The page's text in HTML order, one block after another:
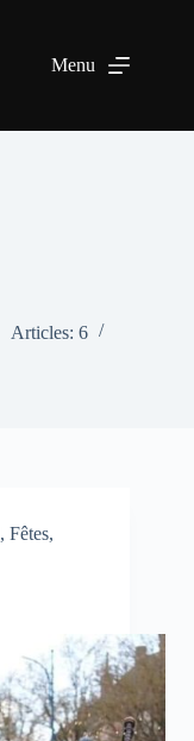
Menu
Articles: 6
, Fêtes,